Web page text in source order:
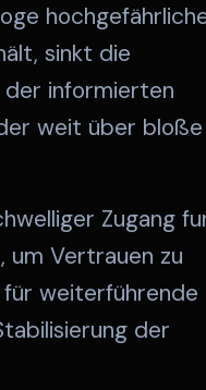
sinkt die
der informierten
weit über
Zugang
Vertrauen zu
weiterführende
der